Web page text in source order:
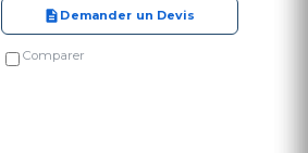
Demander un Devis
Comparer